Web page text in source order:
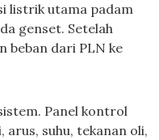
listrik utama padam
genset. Setelah
beban dari PLN ke
Panel kontrol
suhu, tekanan oli,